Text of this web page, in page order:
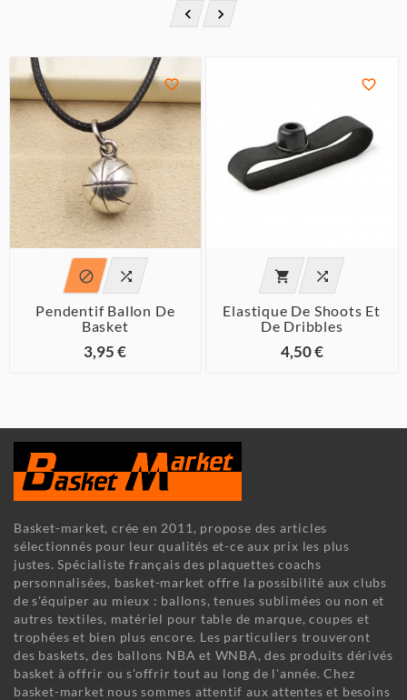
 

 
Pendentif Ballon De
Basket
3,95 €

 
Elastique De Shoots Et
De Dribbles
4,50 €
Basket-market, crée en 2011, propose des articles
sélectionnés pour leur qualités et-ce aux prix les plus
justes. Spécialiste français des plaquettes coachs
personnalisées, basket-market offre la possibilité aux clubs
de s'équiper au mieux : ballons, tenues sublimées ou non et
autres textiles, matériel pour table de marque, coupes et
trophées et bien plus encore. Les particuliers trouveront
des baskets, des ballons NBA et WNBA, des produits dérivés
basket à offrir ou s'offrir tout au long de l'année. Chez
basket-market nous sommes attentif aux attentes et besoins